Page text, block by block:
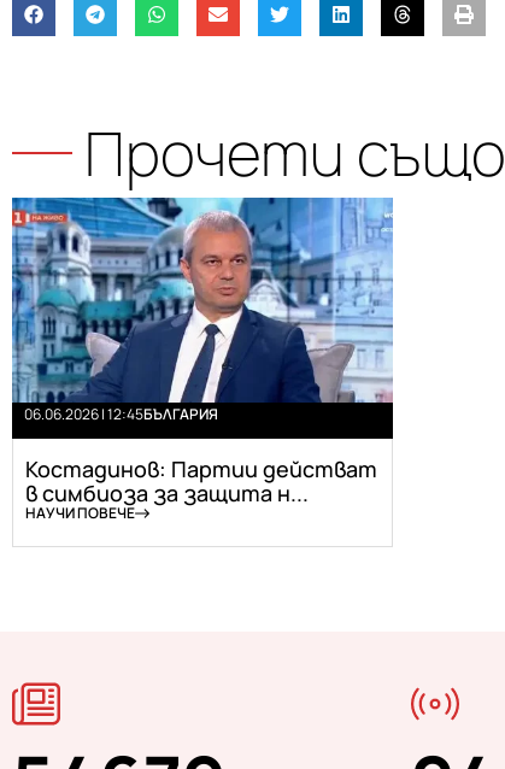
Прочети също
06.06.2026 | 12:45БЪЛГАРИЯ
Костадинов: Партии действат
в симбиоза за защита н...
НАУЧИ ПОВЕЧЕ